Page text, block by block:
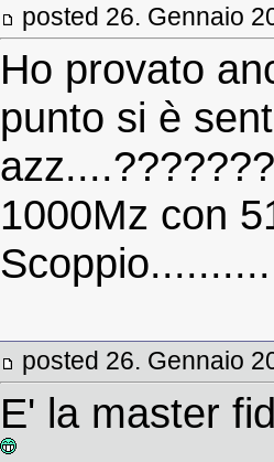
posted 26. Gennaio
Ho provato
punto si è
azz....???????
1000Mz con
posted 26. Gennaio
E' la master